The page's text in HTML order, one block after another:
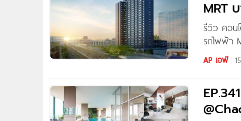
MRT
รีวิว คอน
รถไฟฟ้า
Written
กล่อง
AP เอพี